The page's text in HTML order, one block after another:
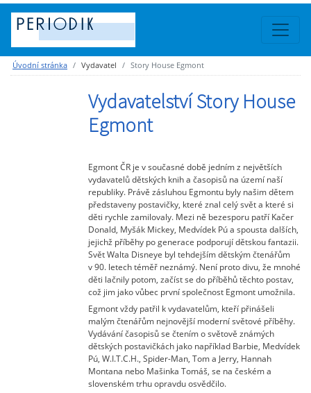
Úvodní stránka Vydavatel Story House Egmont
Vydavatelství Story House
Egmont
Egmont ČR je v současné době jedním z největších
vydavatelů dětských knih a časopisů na území naší
republiky. Právě zásluhou Egmontu byly našim dětem
představeny postavičky, které znal celý svět a které si
děti rychle zamilovaly. Mezi ně bezesporu patří Kačer
Donald, Myšák Mickey, Medvídek Pú a spousta dalších,
jejichž příběhy po generace podporují dětskou fantazii.
Svět Walta Disneye byl tehdejším dětským čtenářům
v 90. letech téměř neznámý. Není proto divu, že mnohé
děti lačnily potom, začíst se do příběhů těchto postav,
což jim jako vůbec první společnost Egmont umožnila.
Egmont vždy patřil k vydavatelům, kteří přinášeli
malým čtenářům nejnovější moderní světové příběhy.
Vydávání časopisů se čtením o světově známých
dětských postavičkách jako například Barbie, Medvídek
Pú, W.I.T.C.H., Spider-Man, Tom a Jerry, Hannah
Montana nebo Mašinka Tomáš, se na českém a
slovenském trhu opravdu osvědčilo.